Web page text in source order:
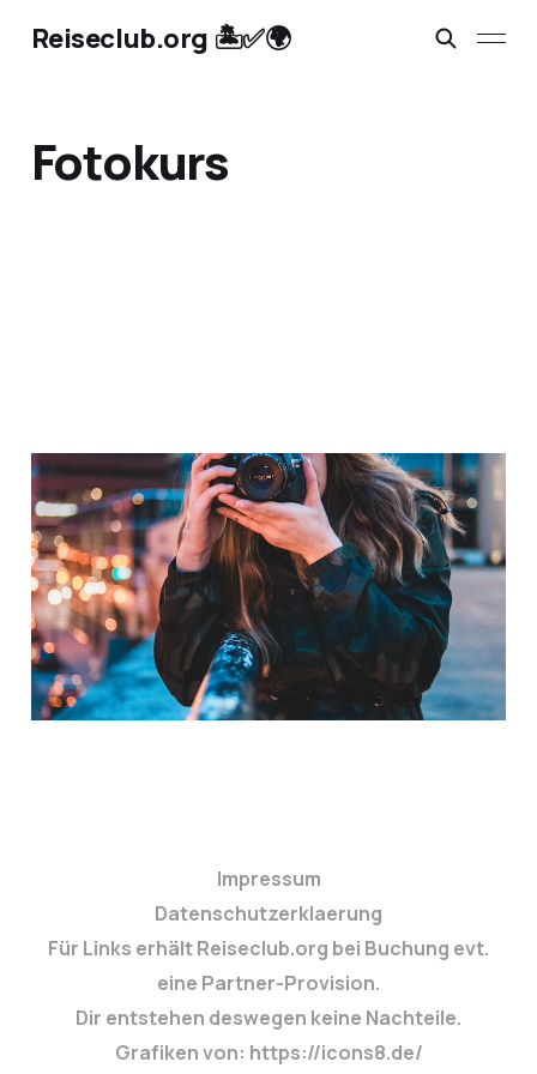
Reiseclub.org 🏝️✅🌍
Fotokurs
Erlebnisse schenken:
Kunst, Kultur und
Lifestyle! 🎨📸✨
9. Nov. 20253 min read
Impressum
Datenschutzerklaerung
Für Links erhält Reiseclub.org bei Buchung evt.
eine Partner-Provision.
Dir entstehen deswegen keine Nachteile.
Grafiken von: https://icons8.de/